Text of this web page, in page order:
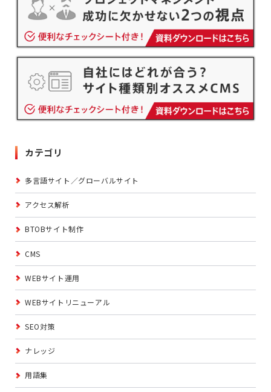
カテゴリ
多言語サイト／グローバルサイト
アクセス解析
BTOBサイト制作
CMS
WEBサイト運用
WEBサイトリニューアル
SEO対策
ナレッジ
用語集